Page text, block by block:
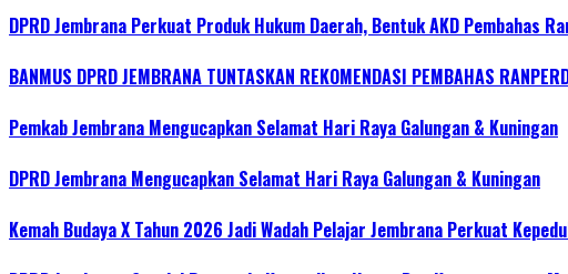
DPRD Jembrana Perkuat Produk Hukum Daerah, Bentuk AKD Pembahas
BANMUS DPRD JEMBRANA TUNTASKAN REKOMENDASI PEMBAHAS
Pemkab Jembrana Mengucapkan Selamat Hari Raya Galungan & Kuningan
DPRD Jembrana Mengucapkan Selamat Hari Raya Galungan & Kuningan
Kemah Budaya X Tahun 2026 Jadi Wadah Pelajar Jembrana Perkuat